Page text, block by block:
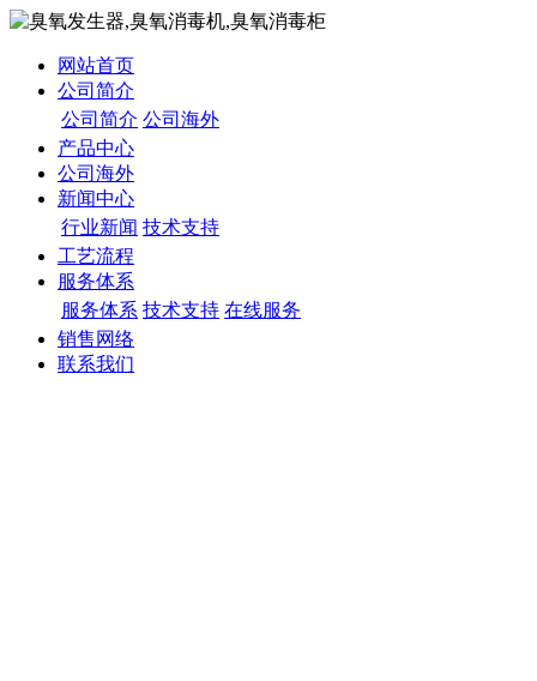
网站首页
公司简介
公司简介 公司海外
产品中心
公司海外
新闻中心
行业新闻 技术支持
工艺流程
服务体系
服务体系 技术支持 在线服务
销售网络
联系我们